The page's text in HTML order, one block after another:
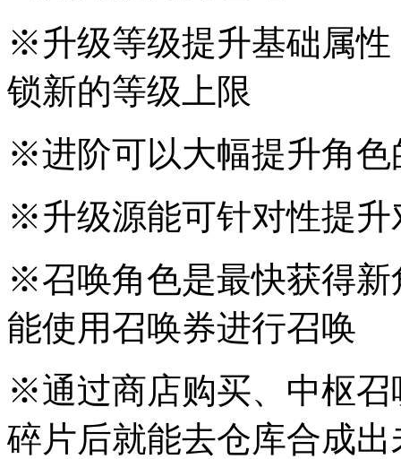
※升级等级提升基础属
锁新的等级上限
※进阶可以大幅提升角
※升级源能可针对性提升
※召唤角色是最快获得
能使用召唤券进行召唤
※通过商店购买、中枢召
碎片后就能去仓库合成